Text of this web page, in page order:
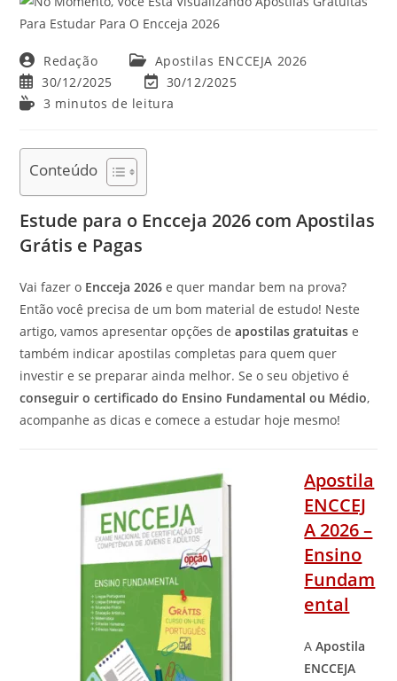
Autor
do
post:
Redação
Categoria
do
post:
Apostilas ENCCEJA 2026
Post
publicado:
30/12/2025
Última
modificação
30/12/2025
Tempo3 minutos de leitura
Conteúdo
Estude para o Encceja 2026 com Apostilas
Grátis e Pagas
Vai fazer o Encceja 2026 e quer mandar bem na prova?
Então você precisa de um bom material de estudo! Neste
artigo, vamos apresentar opções deapostilas gratuitas e
também indicar apostilas completas para quem quer
investir e se preparar ainda melhor. Se o seu objetivo é
conseguir o certificado do Ensino Fundamental ou Médio,
acompanhe as dicas e comece a estudar hoje mesmo!
Apostila
ENCCEJ
A 2026 –
Ensino
Fundam
ental
AApostila
ENCCEJA